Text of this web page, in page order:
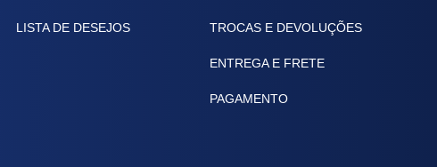
LISTA DE DESEJOS TROCAS E DEVOLUÇÕES
ENTREGA E FRETE
PAGAMENTO